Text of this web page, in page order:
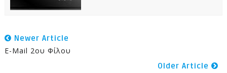
Newer Article
E-Mail 2ου Φίλου
Older Article